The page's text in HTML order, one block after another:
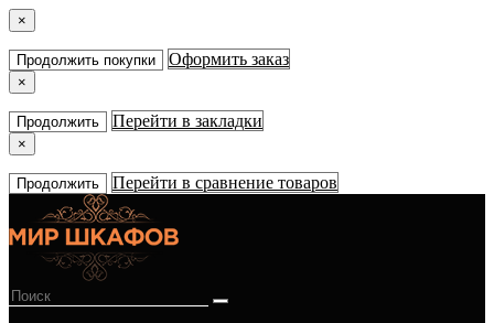
×
Продолжить покупки Оформить заказ
×
Продолжить Перейти в закладки
×
Продолжить Перейти в сравнение товаров